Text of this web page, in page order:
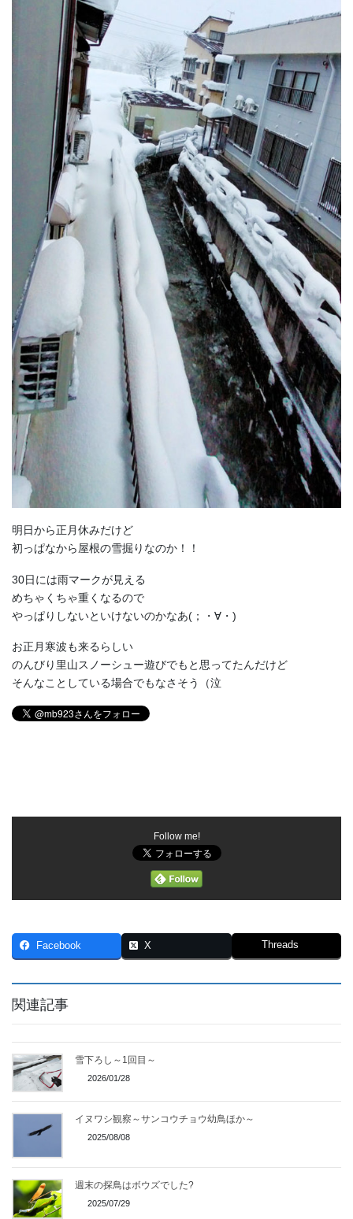
明日から正月休みだけど
初っぱなから屋根の雪掘りなのか！！
30日には雨マークが見える
めちゃくちゃ重くなるので
やっぱりしないといけないのかなあ(；・∀・)
お正月寒波も来るらしい
のんびり里山スノーシュー遊びでもと思ってたんだけど
そんなことしている場合でもなさそう（泣
Follow me!
Facebook X Threads
関連記事
雪下ろし～1回目～
2026/01/28
イヌワシ観察～サンコウチョウ幼鳥ほか～
2025/08/08
週末の探鳥はボウズでした?
2025/07/29